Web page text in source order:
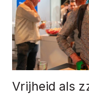
Vrijheid als